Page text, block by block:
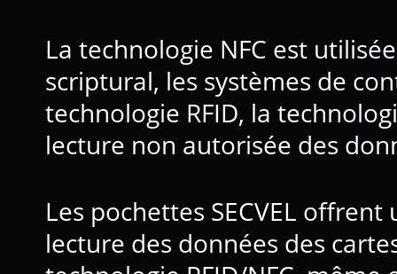
La technologie NFC est
scriptural, les systèmes de
technologie RFID, la
lecture non autorisée des
Les pochettes SECVEL
lecture des données des